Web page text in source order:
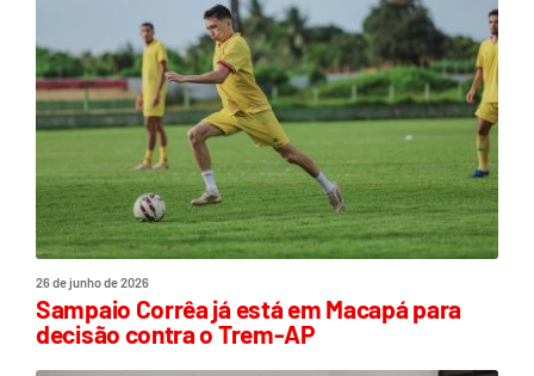
26 de junho de 2026
Sampaio Corrêa já está em Macapá para
decisão contra o Trem-AP